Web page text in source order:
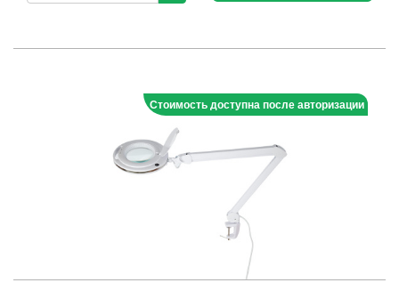
Стоимость доступна после авторизации